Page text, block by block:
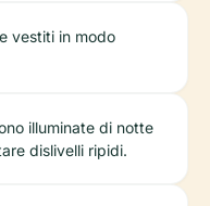
vestiti in modo
illuminate di notte
dislivelli ripidi.